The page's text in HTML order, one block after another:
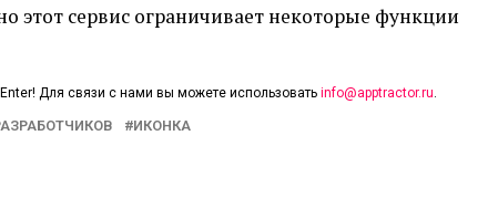
этот сервис ограничивает некоторые функции
Для связи с нами вы можете использовать info@apptractor.ru.
ИКОНКА